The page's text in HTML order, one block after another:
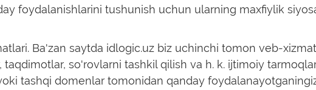
foydalanishlarini tushunish uchun ularning maxfiylik
Ba'zan saytda idlogic.uz biz uchinchi tomon veb-
taqdimotlar, so'rovlarni tashkil qilish va h. k. ijtimoiy
tashqi domenlar tomonidan qanday